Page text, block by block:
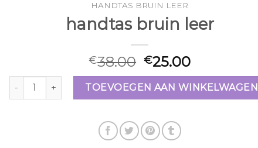
HANDTAS BRUIN LEER
handtas bruin leer
€38.00 €25.00
handtas bruin leer aantalTOEVOEGEN AAN WINKELWAGEN